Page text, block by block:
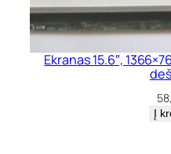
P
S
Ekranas 15.6″,
Į